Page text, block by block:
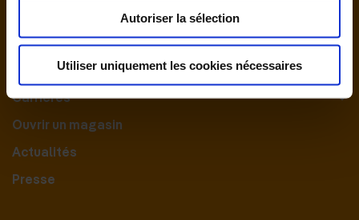
Autoriser la sélection
Utiliser uniquement les cookies nécessaires
Le Groupement
Nos engagements
Carrières
Ouvrir un magasin
Actualités
Presse